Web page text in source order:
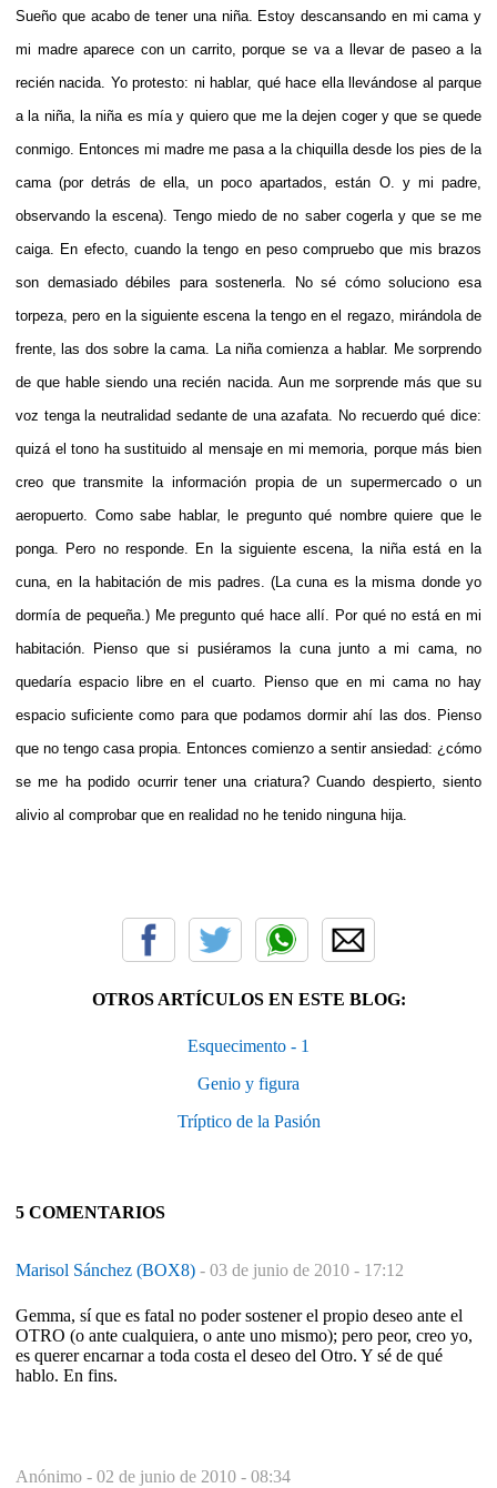
Sueño que acabo de tener una niña. Estoy descansando en mi cama y
mi madre aparece con un carrito, porque se va a llevar de paseo a la
recién nacida. Yo protesto: ni hablar, qué hace ella llevándose al parque
a la niña, la niña es mía y quiero que me la dejen coger y que se quede
conmigo. Entonces mi madre me pasa a la chiquilla desde los pies de la
cama (por detrás de ella, un poco apartados, están O. y mi padre,
observando la escena). Tengo miedo de no saber cogerla y que se me
caiga. En efecto, cuando la tengo en peso compruebo que mis brazos
son demasiado débiles para sostenerla. No sé cómo soluciono esa
torpeza, pero en la siguiente escena la tengo en el regazo, mirándola de
frente, las dos sobre la cama. La niña comienza a hablar. Me sorprendo
de que hable siendo una recién nacida. Aun me sorprende más que su
voz tenga la neutralidad sedante de una azafata. No recuerdo qué dice:
quizá el tono ha sustituido al mensaje en mi memoria, porque más bien
creo que transmite la información propia de un supermercado o un
aeropuerto. Como sabe hablar, le pregunto qué nombre quiere que le
ponga. Pero no responde. En la siguiente escena, la niña está en la
cuna, en la habitación de mis padres. (La cuna es la misma donde yo
dormía de pequeña.) Me pregunto qué hace allí. Por qué no está en mi
habitación. Pienso que si pusiéramos la cuna junto a mi cama, no
quedaría espacio libre en el cuarto. Pienso que en mi cama no hay
espacio suficiente como para que podamos dormir ahí las dos. Pienso
que no tengo casa propia. Entonces comienzo a sentir ansiedad: ¿cómo
se me ha podido ocurrir tener una criatura? Cuando despierto, siento
alivio al comprobar que en realidad no he tenido ninguna hija.
OTROS ARTÍCULOS EN ESTE BLOG:
Esquecimento - 1
Genio y figura
Tríptico de la Pasión
5 COMENTARIOS
Marisol Sánchez (BOX8) - 03 de junio de 2010 - 17:12
Gemma, sí que es fatal no poder sostener el propio deseo ante el
OTRO (o ante cualquiera, o ante uno mismo); pero peor, creo yo,
es querer encarnar a toda costa el deseo del Otro. Y sé de qué
hablo. En fins.
Anónimo - 02 de junio de 2010 - 08:34